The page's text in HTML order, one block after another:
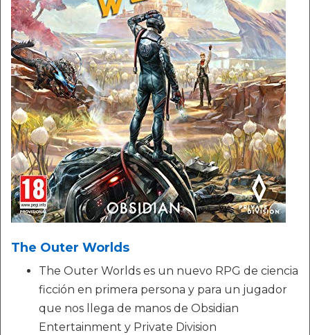
The Outer Worlds
The Outer Worlds es un nuevo RPG de ciencia
ficción en primera persona y para un jugador
que nos llega de manos de Obsidian
Entertainment y Private Division